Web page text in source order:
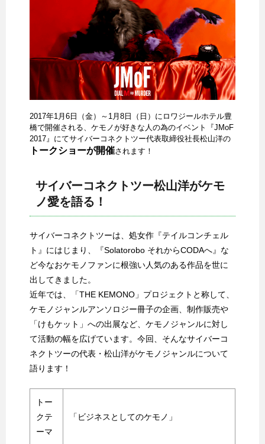
2017年1月6日（金）～1月8日（日）にロワジールホテル豊
橋で開催される、ケモノが好きな人の為のイベント『JMoF
2017』にてサイバーコネクトツー代表取締役社長松山洋の
トークショーが開催されます！
サイバーコネクトツー松山洋がケモ
ノ愛を語る！
サイバーコネクトツーは、処女作『テイルコンチェル
ト』にはじまり、『Solatorobo それからCODAへ』な
ど今なおケモノファンに根強い人気のある作品を世に
出してきました。
近年では、「THE KEMONO」プロジェクトと称して、
ケモノジャンルアンソロジー冊子の企画、制作販売や
「けもケット」への出展など、ケモノジャンルに対し
て活動の幅を広げています。今回、そんなサイバーコ
ネクトツーの代表・松山洋がケモノジャンルについて
語ります！
トー
クテ
ーマ
「ビジネスとしてのケモノ」